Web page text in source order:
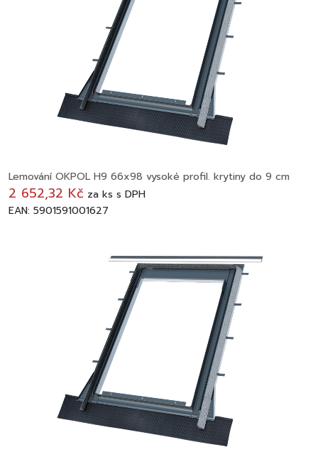
Lemování OKPOL H9 66x98 vysoké profil. krytiny do 9 cm
2 652,32 Kč za ks s DPH
EAN: 5901591001627